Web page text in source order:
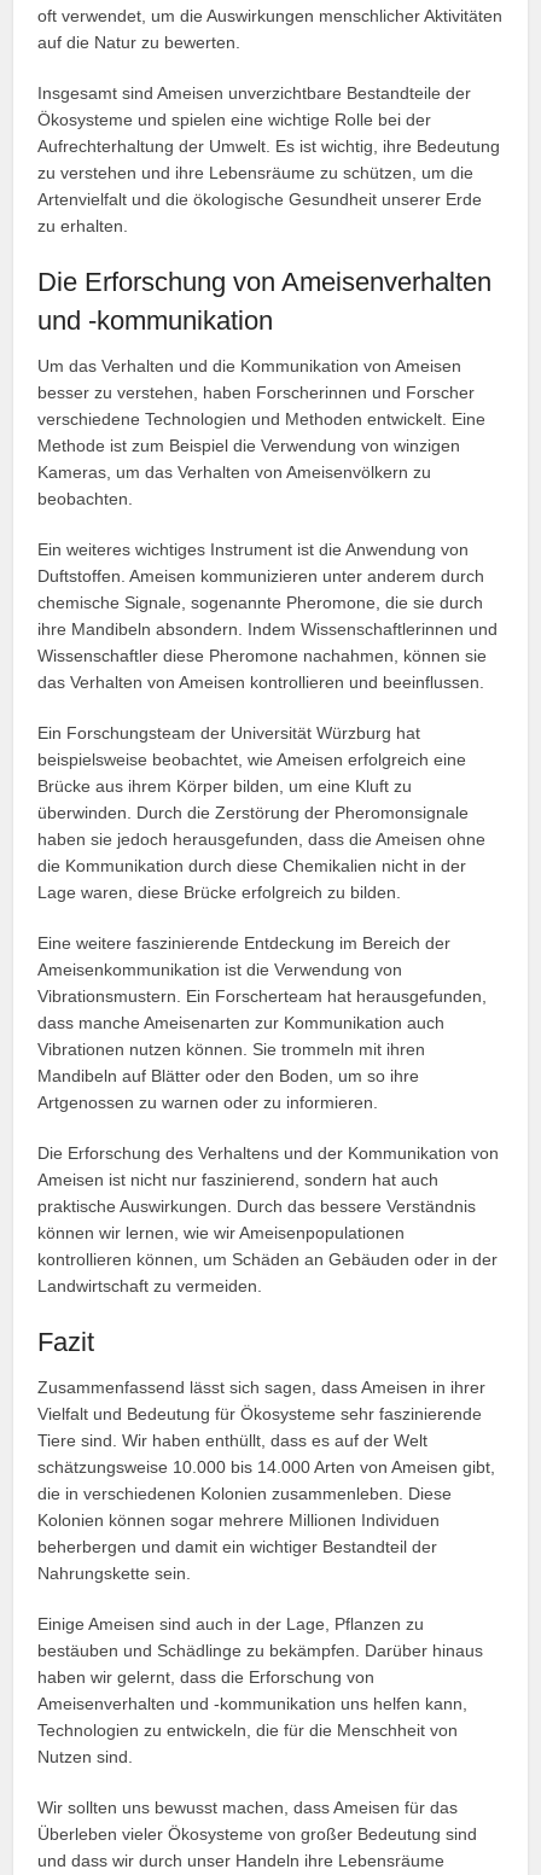
oft verwendet, um die Auswirkungen menschlicher Aktivitäten
auf die Natur zu bewerten.
Insgesamt sind Ameisen unverzichtbare Bestandteile der
Ökosysteme und spielen eine wichtige Rolle bei der
Aufrechterhaltung der Umwelt. Es ist wichtig, ihre Bedeutung
zu verstehen und ihre Lebensräume zu schützen, um die
Artenvielfalt und die ökologische Gesundheit unserer Erde
zu erhalten.
Die Erforschung von Ameisenverhalten
und -kommunikation
Um das Verhalten und die Kommunikation von Ameisen
besser zu verstehen, haben Forscherinnen und Forscher
verschiedene Technologien und Methoden entwickelt. Eine
Methode ist zum Beispiel die Verwendung von winzigen
Kameras, um das Verhalten von Ameisenvölkern zu
beobachten.
Ein weiteres wichtiges Instrument ist die Anwendung von
Duftstoffen. Ameisen kommunizieren unter anderem durch
chemische Signale, sogenannte Pheromone, die sie durch
ihre Mandibeln absondern. Indem Wissenschaftlerinnen und
Wissenschaftler diese Pheromone nachahmen, können sie
das Verhalten von Ameisen kontrollieren und beeinflussen.
Ein Forschungsteam der Universität Würzburg hat
beispielsweise beobachtet, wie Ameisen erfolgreich eine
Brücke aus ihrem Körper bilden, um eine Kluft zu
überwinden. Durch die Zerstörung der Pheromonsignale
haben sie jedoch herausgefunden, dass die Ameisen ohne
die Kommunikation durch diese Chemikalien nicht in der
Lage waren, diese Brücke erfolgreich zu bilden.
Eine weitere faszinierende Entdeckung im Bereich der
Ameisenkommunikation ist die Verwendung von
Vibrationsmustern. Ein Forscherteam hat herausgefunden,
dass manche Ameisenarten zur Kommunikation auch
Vibrationen nutzen können. Sie trommeln mit ihren
Mandibeln auf Blätter oder den Boden, um so ihre
Artgenossen zu warnen oder zu informieren.
Die Erforschung des Verhaltens und der Kommunikation von
Ameisen ist nicht nur faszinierend, sondern hat auch
praktische Auswirkungen. Durch das bessere Verständnis
können wir lernen, wie wir Ameisenpopulationen
kontrollieren können, um Schäden an Gebäuden oder in der
Landwirtschaft zu vermeiden.
Fazit
Zusammenfassend lässt sich sagen, dass Ameisen in ihrer
Vielfalt und Bedeutung für Ökosysteme sehr faszinierende
Tiere sind. Wir haben enthüllt, dass es auf der Welt
schätzungsweise 10.000 bis 14.000 Arten von Ameisen gibt,
die in verschiedenen Kolonien zusammenleben. Diese
Kolonien können sogar mehrere Millionen Individuen
beherbergen und damit ein wichtiger Bestandteil der
Nahrungskette sein.
Einige Ameisen sind auch in der Lage, Pflanzen zu
bestäuben und Schädlinge zu bekämpfen. Darüber hinaus
haben wir gelernt, dass die Erforschung von
Ameisenverhalten und -kommunikation uns helfen kann,
Technologien zu entwickeln, die für die Menschheit von
Nutzen sind.
Wir sollten uns bewusst machen, dass Ameisen für das
Überleben vieler Ökosysteme von großer Bedeutung sind
und dass wir durch unser Handeln ihre Lebensräume